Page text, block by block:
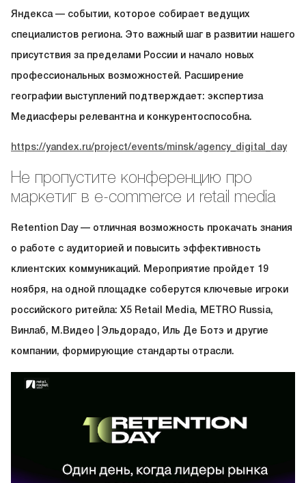
Яндекса — событии, которое собирает ведущих
специалистов региона. Это важный шаг в развитии нашего
присутствия за пределами России и начало новых
профессиональных возможностей. Расширение
географии выступлений подтверждает: экспертиза
Медиасферы релевантна и конкурентоспособна.
https://yandex.ru/project/events/minsk/agency_digital_day
Не пропустите конференцию про
маркетиг в e-commerce и retail media
Retention Day — отличная возможность прокачать знания
о работе с аудиторией и повысить эффективность
клиентских коммуникаций. Мероприятие пройдет 19
ноября, на одной площадке соберутся ключевые игроки
российского ритейла: Х5 Retail Media, METRO Russia,
Винлаб, М.Видео | Эльдорадо, Иль Де Ботэ и другие
компании, формирующие стандарты отрасли.